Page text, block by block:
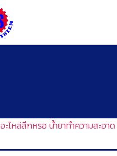
อะไหล่สึกหรอ น้ำยาทำความสะอาด